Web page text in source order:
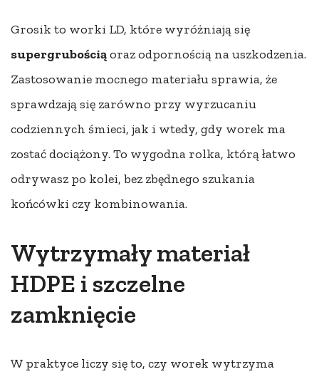
Grosik to worki LD, które wyróżniają się
supergrubościąoraz odpornością na uszkodzenia.
Zastosowanie mocnego materiału sprawia, że
sprawdzają się zarówno przy wyrzucaniu
codziennych śmieci, jak i wtedy, gdy worek ma
zostać dociążony. To wygodna rolka, którą łatwo
odrywasz po kolei, bez zbędnego szukania
końcówki czy kombinowania.
Wytrzymały materiał
HDPE i szczelne
zamknięcie
W praktyce liczy się to, czy worek wytrzyma